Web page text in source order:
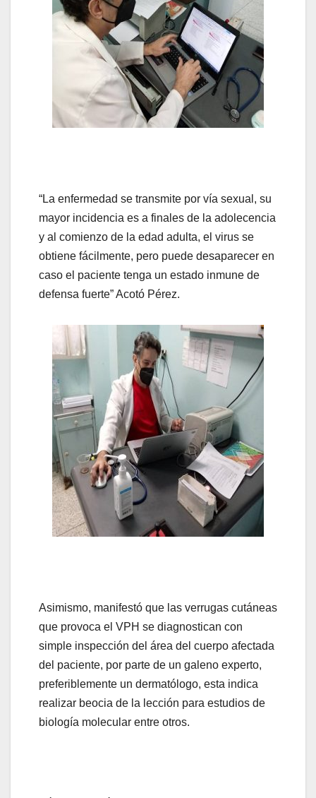
“La enfermedad se transmite por vía sexual, su
mayor incidencia es a finales de la adolecencia
y al comienzo de la edad adulta, el virus se
obtiene fácilmente, pero puede desaparecer en
caso el paciente tenga un estado inmune de
defensa fuerte” Acotó Pérez.
Asimismo, manifestó que las verrugas cutáneas
que provoca el VPH se diagnostican con
simple inspección del área del cuerpo afectada
del paciente, por parte de un galeno experto,
preferiblemente un dermatólogo, esta indica
realizar beocia de la lección para estudios de
biología molecular entre otros.